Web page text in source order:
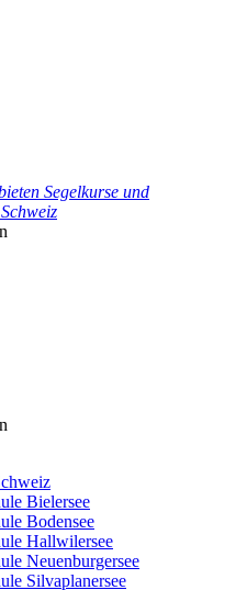
Segelkurse und
Bielersee
Bodensee
Hallwilersee
Neuenburgersee
Silvaplanersee